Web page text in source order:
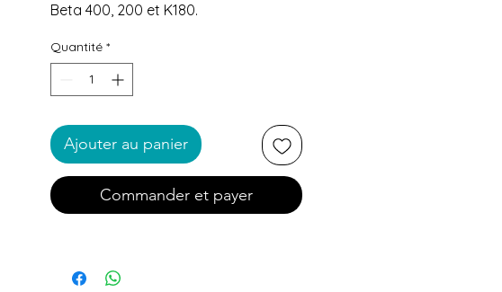
Beta 400, 200 et K180.
Quantité *
Ajouter au panier
Commander et payer